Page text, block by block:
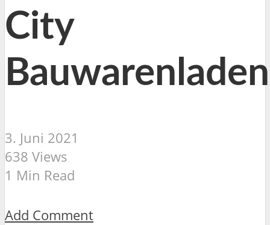
City
Bauwarenladen
3. Juni 2021
638 Views
1 Min Read
Add Comment